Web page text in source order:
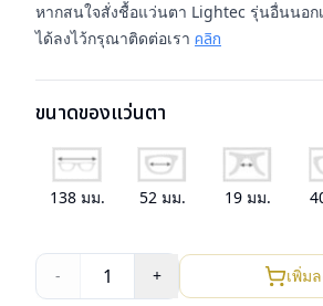
หากสนใจสั่งชื้อแว่นตา Lightec รุ่นอื่นนอก
ได้ลงไว้กรุณาติดต่อเรา คลิก
ขนาดของแว่นตา
138 มม. 52 มม. 19มม.
- 1 + เพิ่ม